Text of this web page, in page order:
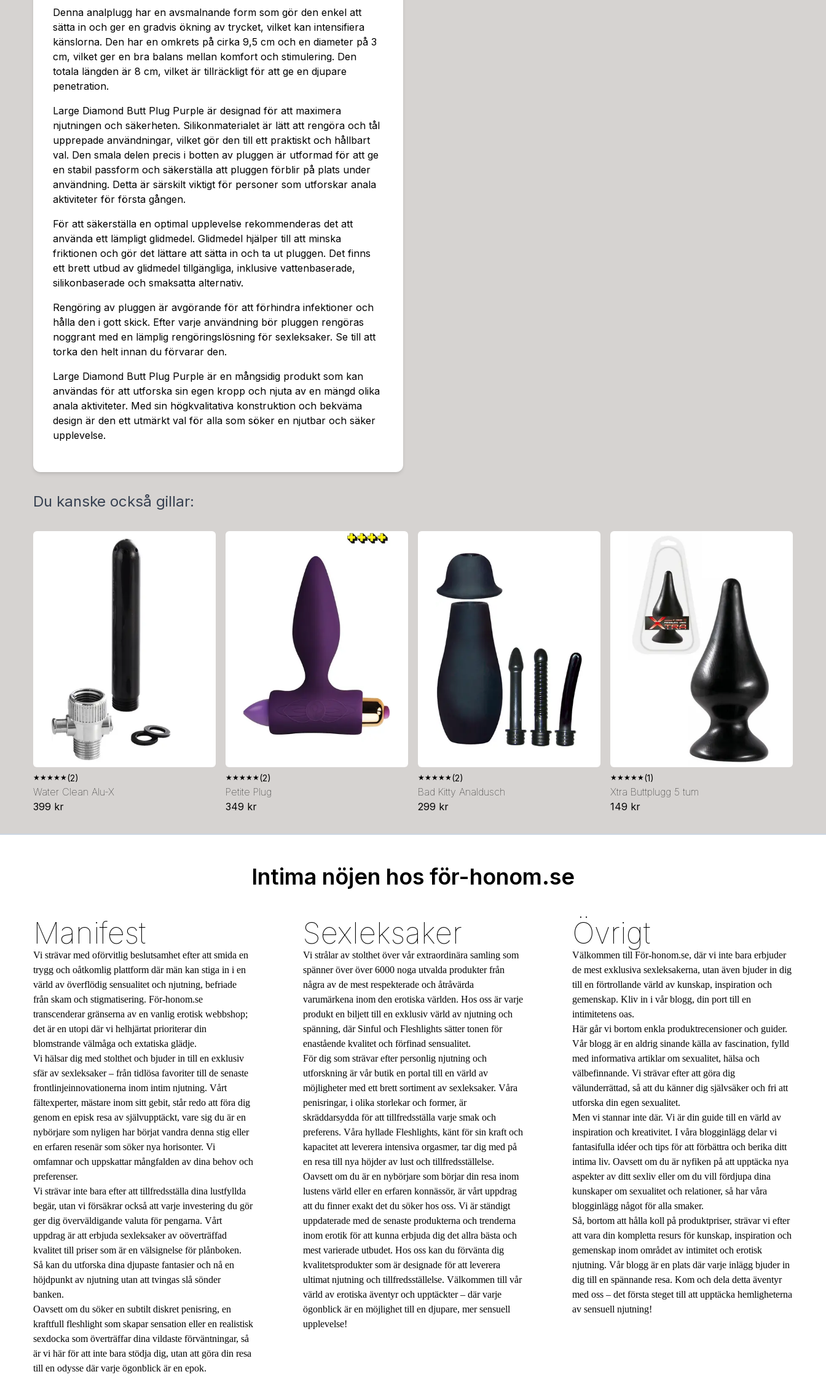
Denna analplugg har en avsmalnande form som gör den enkel att
sätta in och ger en gradvis ökning av trycket, vilket kan intensifiera
känslorna. Den har en omkrets på cirka 9,5 cm och en diameter på 3
cm, vilket ger en bra balans mellan komfort och stimulering. Den
totala längden är 8 cm, vilket är tillräckligt för att ge en djupare
penetration.
Large Diamond Butt Plug Purple är designad för att maximera
njutningen och säkerheten. Silikonmaterialet är lätt att rengöra och tål
upprepade användningar, vilket gör den till ett praktiskt och hållbart
val. Den smala delen precis i botten av pluggen är utformad för att ge
en stabil passform och säkerställa att pluggen förblir på plats under
användning. Detta är särskilt viktigt för personer som utforskar anala
aktiviteter för första gången.
För att säkerställa en optimal upplevelse rekommenderas det att
använda ett lämpligt glidmedel. Glidmedel hjälper till att minska
friktionen och gör det lättare att sätta in och ta ut pluggen. Det finns
ett brett utbud av glidmedel tillgängliga, inklusive vattenbaserade,
silikonbaserade och smaksatta alternativ.
Rengöring av pluggen är avgörande för att förhindra infektioner och
hålla den i gott skick. Efter varje användning bör pluggen rengöras
noggrant med en lämplig rengöringslösning för sexleksaker. Se till att
torka den helt innan du förvarar den.
Large Diamond Butt Plug Purple är en mångsidig produkt som kan
användas för att utforska sin egen kropp och njuta av en mängd olika
anala aktiviteter. Med sin högkvalitativa konstruktion och bekväma
design är den ett utmärkt val för alla som söker en njutbar och säker
upplevelse.
Du kanske också gillar:
★★★★★(2)
Water Clean Alu-X
399 kr
★★★★★(2)
Petite Plug
349 kr
★★★★★(2)
Bad Kitty Analdusch
299 kr
★★★★★(1)
Xtra Buttplugg 5 tum
149 kr
Intima nöjen hos för-honom.se
Manifest
Vi strävar med oförvitlig beslutsamhet efter att smida en
trygg och oåtkomlig plattform där män kan stiga in i en
värld av överflödig sensualitet och njutning, befriade
från skam och stigmatisering. För-honom.se
transcenderar gränserna av en vanlig erotisk webbshop;
det är en utopi där vi helhjärtat prioriterar din
blomstrande välmåga och extatiska glädje.
Vi hälsar dig med stolthet och bjuder in till en exklusiv
sfär av sexleksaker – från tidlösa favoriter till de senaste
frontlinjeinnovationerna inom intim njutning. Vårt
fältexperter, mästare inom sitt gebit, står redo att föra dig
genom en episk resa av självupptäckt, vare sig du är en
nybörjare som nyligen har börjat vandra denna stig eller
en erfaren resenär som söker nya horisonter. Vi
omfamnar och uppskattar mångfalden av dina behov och
preferenser.
Vi strävar inte bara efter att tillfredsställa dina lustfyllda
begär, utan vi försäkrar också att varje investering du gör
ger dig överväldigande valuta för pengarna. Vårt
uppdrag är att erbjuda sexleksaker av oöverträffad
kvalitet till priser som är en välsignelse för plånboken.
Så kan du utforska dina djupaste fantasier och nå en
höjdpunkt av njutning utan att tvingas slå sönder
banken.
Oavsett om du söker en subtilt diskret penisring, en
kraftfull fleshlight som skapar sensation eller en realistisk
sexdocka som överträffar dina vildaste förväntningar, så
är vi här för att inte bara stödja dig, utan att göra din resa
till en odysse där varje ögonblick är en epok.
Sexleksaker
Vi strålar av stolthet över vår extraordinära samling som
spänner över över 6000 noga utvalda produkter från
några av de mest respekterade och åtråvärda
varumärkena inom den erotiska världen. Hos oss är varje
produkt en biljett till en exklusiv värld av njutning och
spänning, där Sinful och Fleshlights sätter tonen för
enastående kvalitet och förfinad sensualitet.
För dig som strävar efter personlig njutning och
utforskning är vår butik en portal till en värld av
möjligheter med ett brett sortiment av sexleksaker. Våra
penisringar, i olika storlekar och former, är
skräddarsydda för att tillfredsställa varje smak och
preferens. Våra hyllade Fleshlights, känt för sin kraft och
kapacitet att leverera intensiva orgasmer, tar dig med på
en resa till nya höjder av lust och tillfredsställelse.
Oavsett om du är en nybörjare som börjar din resa inom
lustens värld eller en erfaren konnässör, är vårt uppdrag
att du finner exakt det du söker hos oss. Vi är ständigt
uppdaterade med de senaste produkterna och trenderna
inom erotik för att kunna erbjuda dig det allra bästa och
mest varierade utbudet. Hos oss kan du förvänta dig
kvalitetsprodukter som är designade för att leverera
ultimat njutning och tillfredsställelse. Välkommen till vår
värld av erotiska äventyr och upptäckter – där varje
ögonblick är en möjlighet till en djupare, mer sensuell
upplevelse!
Övrigt
Välkommen till För-honom.se, där vi inte bara erbjuder
de mest exklusiva sexleksakerna, utan även bjuder in dig
till en förtrollande värld av kunskap, inspiration och
gemenskap. Kliv in i vår blogg, din port till en
intimitetens oas.
Här går vi bortom enkla produktrecensioner och guider.
Vår blogg är en aldrig sinande källa av fascination, fylld
med informativa artiklar om sexualitet, hälsa och
välbefinnande. Vi strävar efter att göra dig
välunderrättad, så att du känner dig självsäker och fri att
utforska din egen sexualitet.
Men vi stannar inte där. Vi är din guide till en värld av
inspiration och kreativitet. I våra blogginlägg delar vi
fantasifulla idéer och tips för att förbättra och berika ditt
intima liv. Oavsett om du är nyfiken på att upptäcka nya
aspekter av ditt sexliv eller om du vill fördjupa dina
kunskaper om sexualitet och relationer, så har våra
blogginlägg något för alla smaker.
Så, bortom att hålla koll på produktpriser, strävar vi efter
att vara din kompletta resurs för kunskap, inspiration och
gemenskap inom området av intimitet och erotisk
njutning. Vår blogg är en plats där varje inlägg bjuder in
dig till en spännande resa. Kom och dela detta äventyr
med oss – det första steget till att upptäcka hemligheterna
av sensuell njutning!